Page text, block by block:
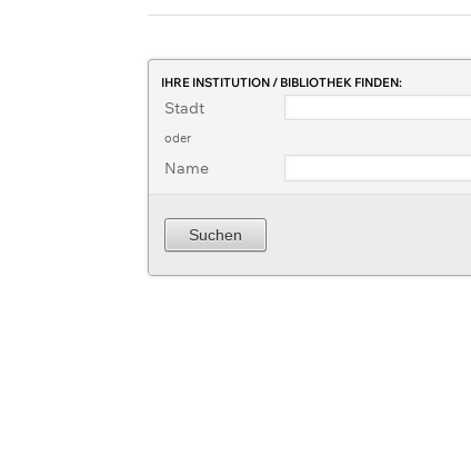
IHRE INSTITUTION / BIBLIOTHEK FINDEN:
Stadt
oder
Name
Suchen